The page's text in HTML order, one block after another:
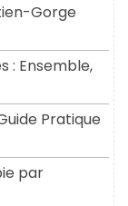
Gorge
: Ensemble,
Pratique
par